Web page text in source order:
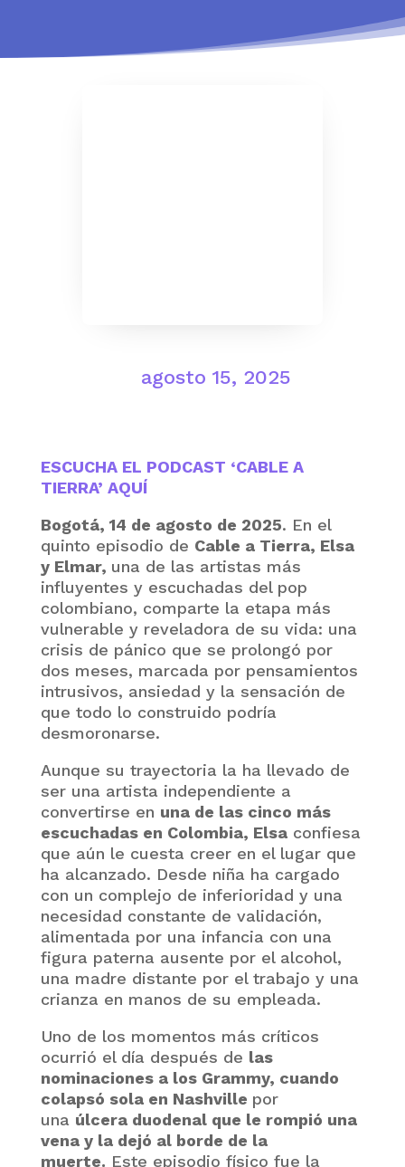
agosto 15, 2025
ESCUCHA EL PODCAST ‘CABLE A
TIERRA’ AQUÍ
Bogotá, 14 de agosto de 2025. En el
quinto episodio de Cable a Tierra, Elsa
y Elmar, una de las artistas más
influyentes y escuchadas del pop
colombiano, comparte la etapa más
vulnerable y reveladora de su vida: una
crisis de pánico que se prolongó por
dos meses, marcada por pensamientos
intrusivos, ansiedad y la sensación de
que todo lo construido podría
desmoronarse.
Aunque su trayectoria la ha llevado de
ser una artista independiente a
convertirse en una de las cinco más
escuchadas en Colombia, Elsaconfiesa
que aún le cuesta creer en el lugar que
ha alcanzado. Desde niña ha cargado
con un complejo de inferioridad y una
necesidad constante de validación,
alimentada por una infancia con una
figura paterna ausente por el alcohol,
una madre distante por el trabajo y una
crianza en manos de su empleada.
Uno de los momentos más críticos
ocurrió el día después de las
nominaciones a los Grammy, cuando
colapsó sola en Nashville por
una úlcera duodenal que le rompió una
vena y la dejó al borde de la
muerte. Este episodio físico fue la